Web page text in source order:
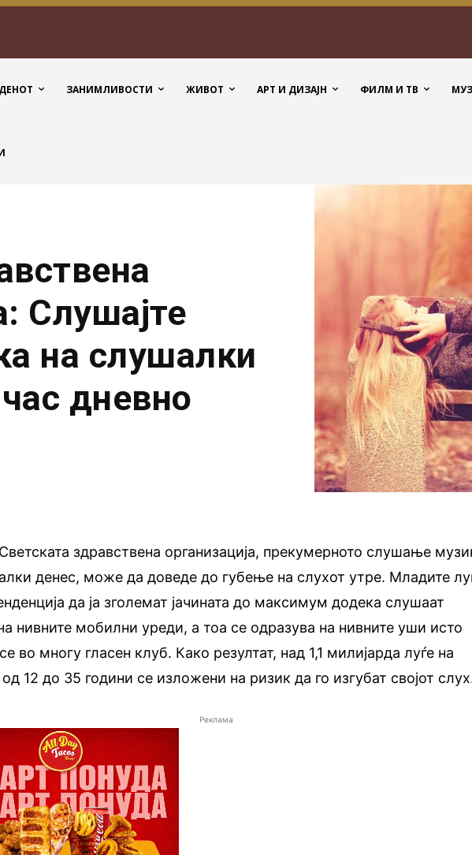
ЗАНИМЛИВОСТИ ЖИВОТ АРТ И ДИЗАЈН ФИЛМ И ТВ
Слушајте
на слушалки
дневно
здравствена организација, прекумерното слушање
денес, може да доведе до губење на слухот утре. Младите
да ја зголемат јачината до максимум додека слушаат
нивните мобилни уреди, а тоа се одразува на нивните уши исто
во многу гласен клуб. Како резултат, над 1,1 милијарда луѓе на
12 до 35 години се изложени на ризик да го изгубат својот
Реклама